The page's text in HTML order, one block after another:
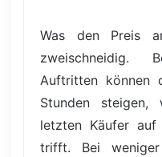
Was den Preis
zweischneidig.
Auftritten können
Stunden
letzten Käufer
trifft. Bei weniger